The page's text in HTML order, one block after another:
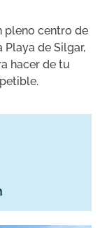
pleno centro de
Playa de Silgar,
hacer de tu